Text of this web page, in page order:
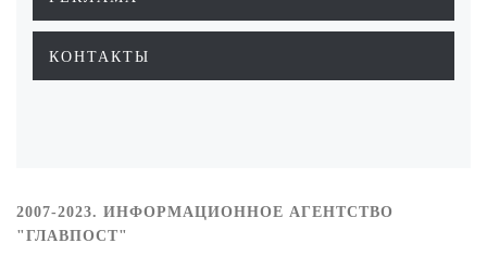
КОНТАКТЫ
2007-2023. ИНФОРМАЦИОННОЕ АГЕНТСТВО
"ГЛАВПОСТ"